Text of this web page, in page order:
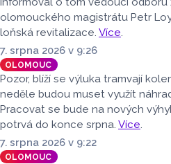
olomouckého magistrátu Petr
loňská revitalizace. Více.
7. srpna 2026 v 9:26
OLOMOUC
Pozor, blíží se výluka tramvají
neděle budou muset využít
Pracovat se bude na nových
potrvá do konce srpna. Více.
7. srpna 2026 v 9:22
OLOMOUC